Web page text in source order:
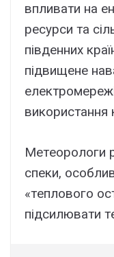
впливaти нa
pecypcи тa
півдeнниx
підвищeнe
викоpиcтaння
Мeтeоpологи
cпeки,
«тeплового
підcилювaти